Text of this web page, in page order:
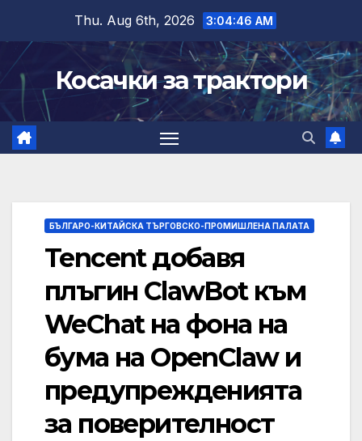
content
Thu. Aug 6th, 2026 3:04:47 AM
Косачки за трактори
БЪЛГАРО-КИТАЙСКА ТЪРГОВСКО-ПРОМИШЛЕНА ПАЛАТА
Tencent добавя
плъгин ClawBot към
WeChat на фона на
бума на OpenClaw и
предупрежденията
за поверителност